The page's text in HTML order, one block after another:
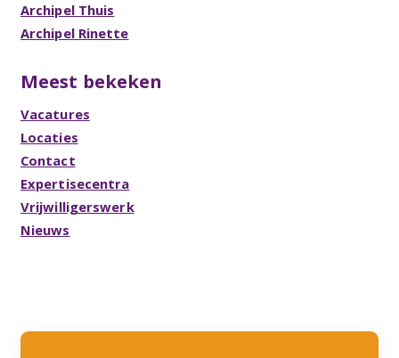
Archipel Thuis
Archipel Rinette
Meest bekeken
Vacatures
Locaties
Contact
Expertisecentra
Vrijwilligerswerk
Nieuws